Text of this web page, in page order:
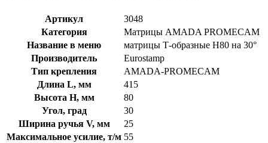
Артикул
3048
Категория
Матрицы AMADA PROMECAM
Название в меню
матрицы Т-образные H80 на 30°
Производитель
Eurostamp
Тип крепления
AMADA-PROMECAM
Длина L, мм
415
Высота H, мм
80
Угол, град
30
Ширина ручья V, мм
25
Максимальное усилие, т/м 55